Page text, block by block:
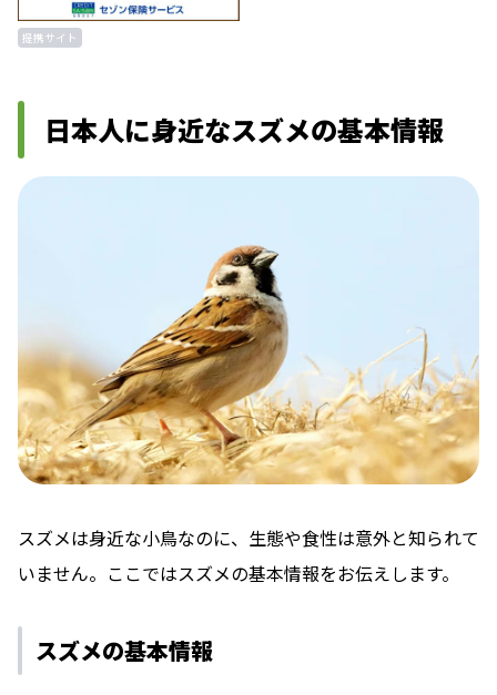
提携サイト
日本人に身近なスズメの基本情報
スズメは身近な小鳥なのに、生態や食性は意外と知られて
いません。ここではスズメの基本情報をお伝えします。
スズメの基本情報